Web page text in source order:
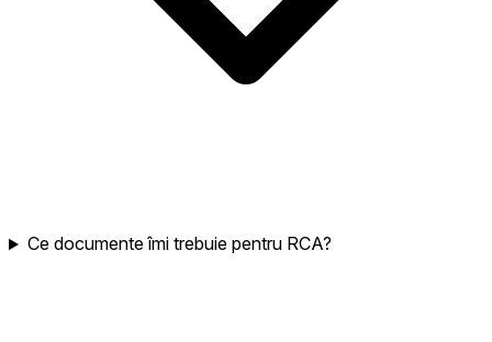
Ce documente îmi trebuie pentru RCA?